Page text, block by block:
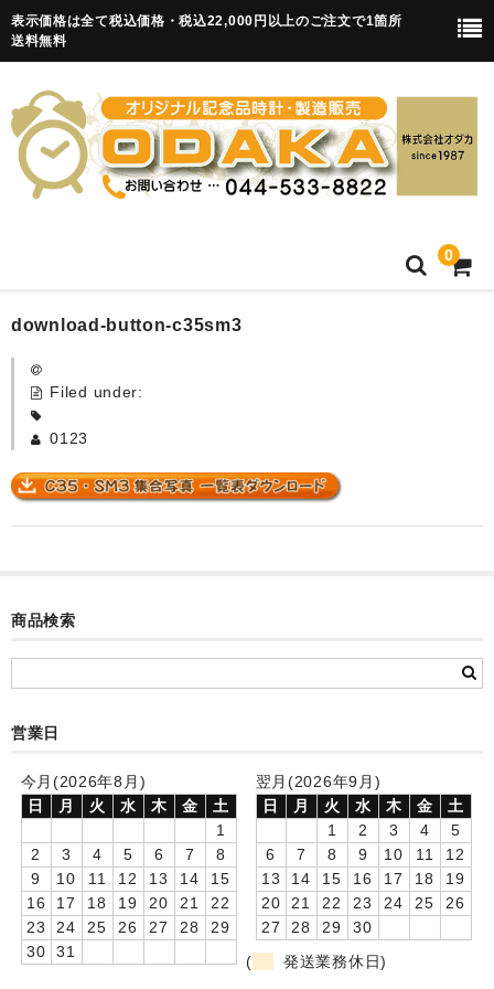
表示価格は全て税込価格・税込22,000円以上のご注文で1箇所
送料無料
0
HOME
卒園記念品
お絵かきギャラリープラス(絵＋個別)
メロディ時計(個別)
制服メモリー
お絵かきギャラリー
download-button-c35sm3
Filed under:
0123
商品検索
営業日
今月(2026年8月)
日
月 火 水 木 金
土
1
2
3 4 5 6 7
8
9
10 11 12 13 14
15
16
17 18 19 20 21
22
23
24 25 26 27 28
29
30
31
翌月(2026年9月)
日
月 火 水 木 金
土
1
2 3 4
5
6
7 8 9 10 11
12
13
14 15 16 17 18
19
20
21 22 23 24 25
26
27
28 29
30
(
発送業務休日)